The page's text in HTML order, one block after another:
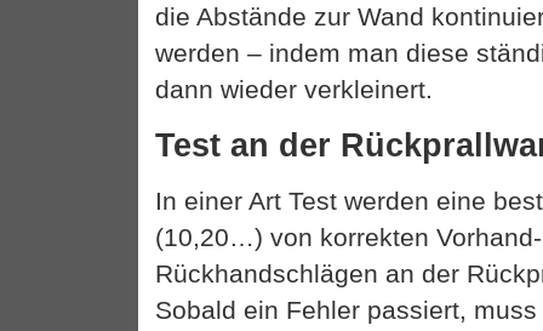
die Abstände zur Wand
werden – indem man diese
dann wieder verkleinert.
Test an der
In einer Art Test werden eine
(10,20…) von korrekten
Rückhandschlägen an der
Sobald ein Fehler passiert,